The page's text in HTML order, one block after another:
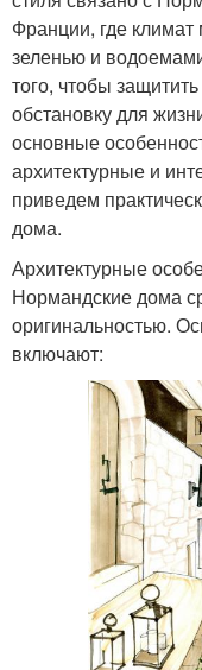
Франции, где климат
зеленью и
того, чтобы
обстановку для
основные
архитектурные и
приведем
дома.
Архитектурные
Нормандские дома
оригинальностью.
включают: